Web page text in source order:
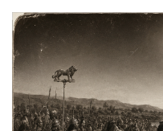
kerfi, en